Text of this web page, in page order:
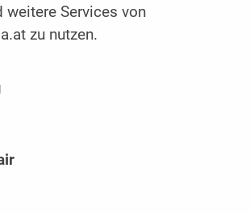
weitere Services von
zu nutzen.